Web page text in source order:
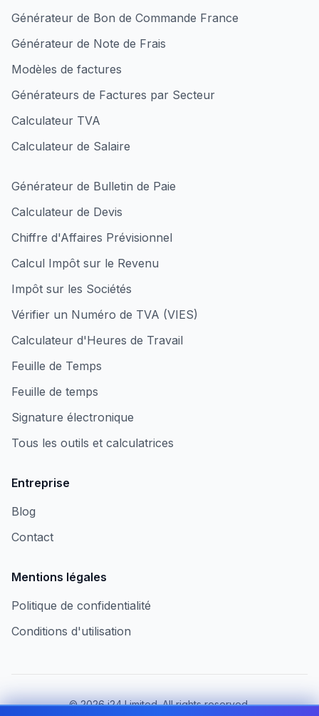
Générateur de Bon de Commande France
Générateur de Note de Frais
Modèles de factures
Générateurs de Factures par Secteur
Calculateur TVA
Calculateur de Salaire
Générateur de Bulletin de Paie
Calculateur de Devis
Chiffre d'Affaires Prévisionnel
Calcul Impôt sur le Revenu
Impôt sur les Sociétés
Vérifier un Numéro de TVA (VIES)
Calculateur d'Heures de Travail
Feuille de Temps
Feuille de temps
Signature électronique
Tous les outils et calculatrices
Entreprise
Blog
Contact
Mentions légales
Politique de confidentialité
Conditions d'utilisation
©2026i24 Limited. All rights reserved.